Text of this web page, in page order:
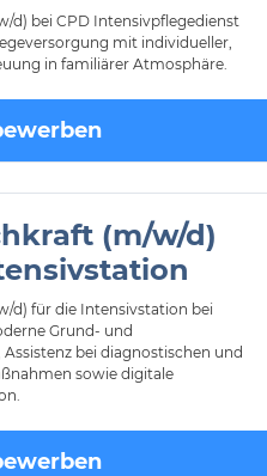
d) bei CPD Intensivpflegedienst
mit individueller,
in familiärer Atmosphäre.
(m/w/d)
d) für die Intensivstation bei
Grund- und
bei diagnostischen und
sowie digitale